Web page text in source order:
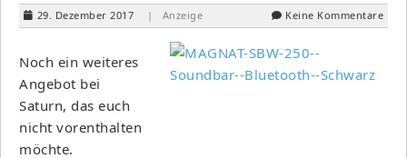
29. Dezember 2017 | Anzeige Keine Kommentare
Noch ein weiteres
Angebot bei
Saturn, das euch
nicht vorenthalten
möchte.